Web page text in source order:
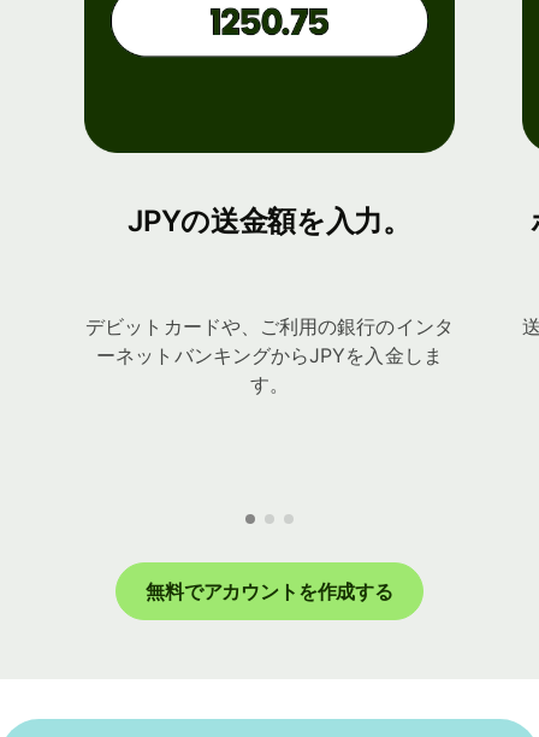
JPYの送金額を入力。
デビットカードや、ご利用の銀行のインタ
ーネットバンキングからJPYを入金しま
す。
無料でアカウントを作成する